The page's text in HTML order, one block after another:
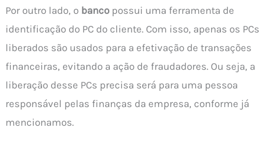
Por outro lado, o banco possui uma ferramenta de
identificação do PC do cliente. Com isso, apenas os PCs
liberados são usados para a efetivação de transações
financeiras, evitando a ação de fraudadores. Ou seja, a
liberação desse PCs precisa será para uma pessoa
responsável pelas finanças da empresa, conforme já
mencionamos.